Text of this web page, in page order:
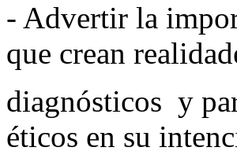
- Advertir la
que crean
diagnósticos y
éticos en su